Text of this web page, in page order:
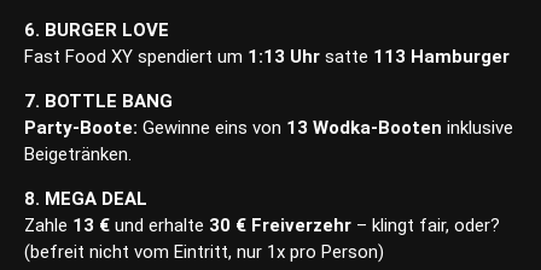
6. BURGER LOVE
Fast Food XY spendiert um 1:13 Uhr satte 113 Hamburger
7. BOTTLE BANG
Party-Boote: Gewinne eins von 13 Wodka-Booten inklusive
Beigetränken.
8. MEGA DEAL
Zahle 13 € und erhalte 30 € Freiverzehr – klingt fair, oder?
(befreit nicht vom Eintritt, nur 1x pro Person)